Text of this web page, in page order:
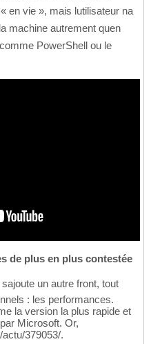
en vie », mais lutilisateur na
machine autrement quen
PowerShell ou le
de plus en plus contestée
un autre front, tout
: les performances.
la version la plus rapide et
Microsoft. Or,
379053/.